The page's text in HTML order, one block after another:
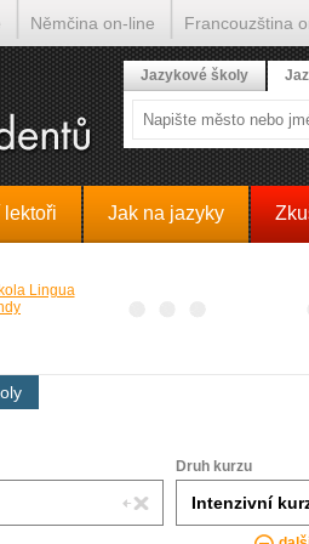
lektoři Jak na jazyky
Druh kurzu
Jazykové školy
Němčina on-line Francouzština